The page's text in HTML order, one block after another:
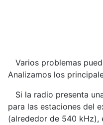
Varios problemas
Analizamos los
Si la radio presenta
para las estaciones del
(alrededor de 540 kHz),